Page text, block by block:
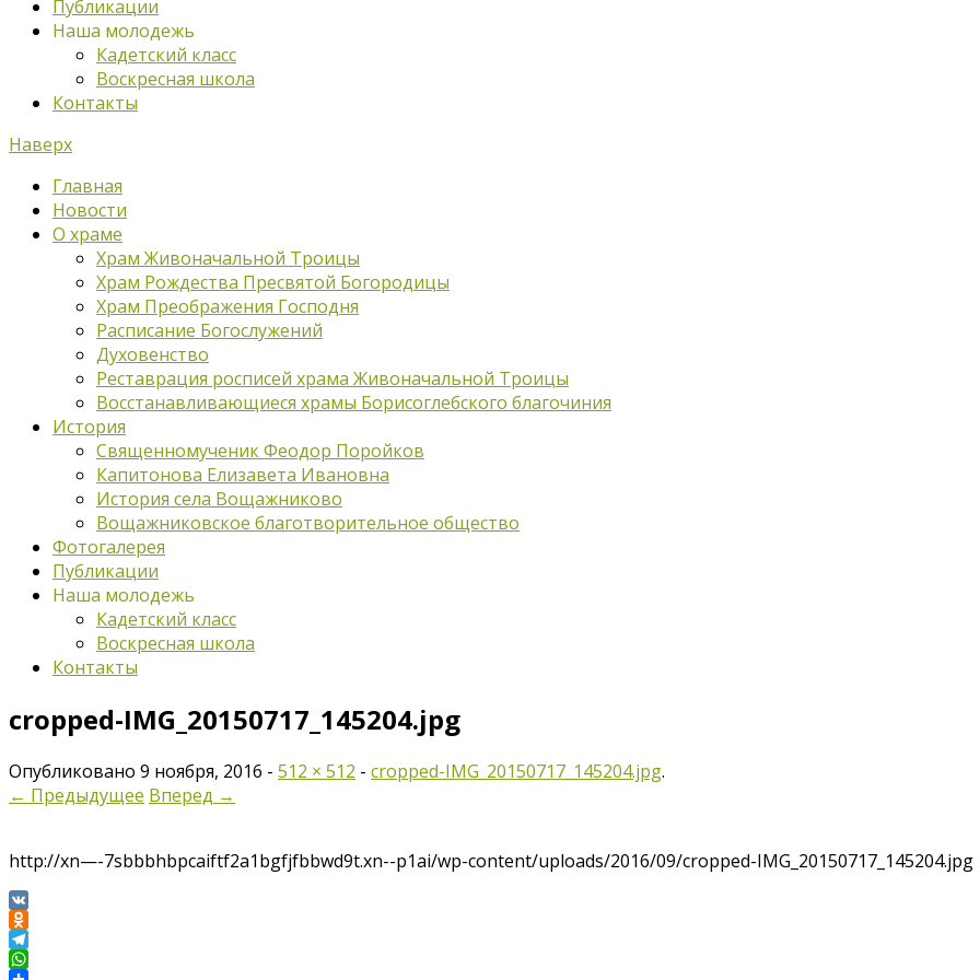
Публикации
Наша молодежь
Кадетский класс
Воскресная школа
Контакты
Наверх
Главная
Новости
О храме
Храм Живоначальной Троицы
Храм Рождества Пресвятой Богородицы
Храм Преображения Господня
Расписание Богослужений
Духовенство
Реставрация росписей храма Живоначальной Троицы
Восстанавливающиеся храмы Борисоглебского благочиния
История
Священномученик Феодор Поройков
Капитонова Елизавета Ивановна
История села Вощажниково
Вощажниковское благотворительное общество
Фотогалерея
Публикации
Наша молодежь
Кадетский класс
Воскресная школа
Контакты
cropped-IMG_20150717_145204.jpg
Опубликовано 9 ноября, 2016 - 512 × 512 - cropped-IMG_20150717_145204.jpg.
← Предыдущее Вперед →
http://xn—-7sbbbhbpcaiftf2a1bgfjfbbwd9t.xn--p1ai/wp-content/uploads/2016/09/cropped-IMG_20150717_145204.jpg
VK
Odnoklassniki
Telegram